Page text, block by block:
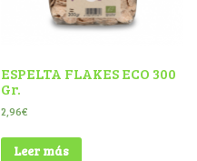
ESPELTA FLAKES ECO 300
Gr.
2,96€
Leer más